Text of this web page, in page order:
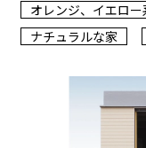
オレンジ、イエロー
ナチュラルな家